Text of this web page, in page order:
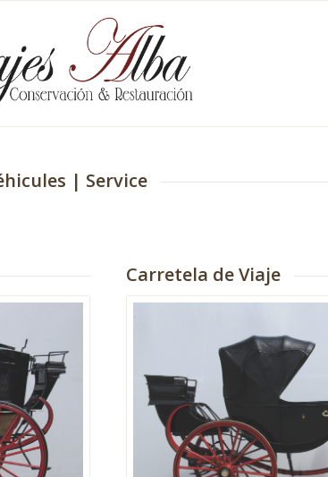
| Service
Carretela de Viaje